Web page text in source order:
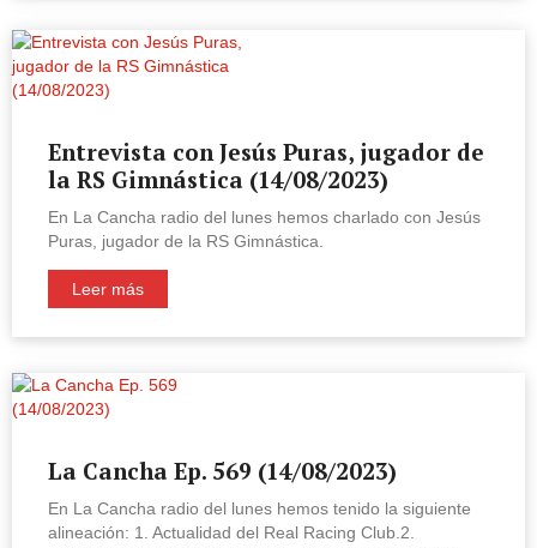
Entrevista con Jesús Puras, jugador de
la RS Gimnástica (14/08/2023)
En La Cancha radio del lunes hemos charlado con Jesús
Puras, jugador de la RS Gimnástica.
Leer más
La Cancha Ep. 569 (14/08/2023)
En La Cancha radio del lunes hemos tenido la siguiente
alineación: 1. Actualidad del Real Racing Club.2.